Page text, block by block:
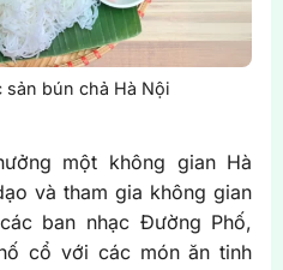
bún chả Hà Nội
một không gian Hà
và tham gia không gian
ban nhạc Đường Phố,
cổ với các món ăn tinh